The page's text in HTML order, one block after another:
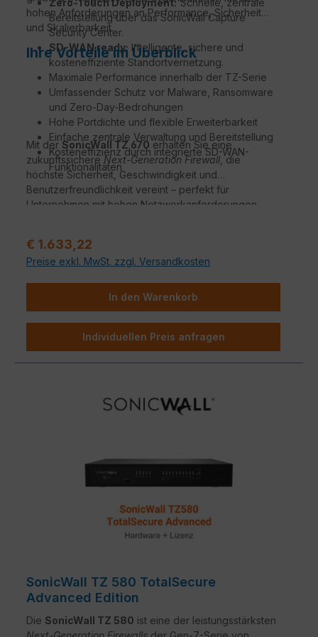
Bereitstellung über das SonicWall Capture
Security Center.
SD-WAN ready: Intelligente, sichere und
kosteneffiziente Standortvernetzung.
hohen Anforderungen an Performance, Sicherheit
und Skalierbarkeit.
Ihre Vorteile im Überblick
Maximale Performance innerhalb der TZ-Serie
Umfassender Schutz vor Malware, Ransomware
und Zero-Day-Bedrohungen
Hohe Portdichte und flexible Erweiterbarkeit
Einfache zentrale Verwaltung und Bereitstellung
Kosteneffizienz durch integrierte SD-WAN-
Funktionalitäten
Mit derSonicWall TZ 670 erhalten Sie eine
zukunftssichereNext-Generation Firewall , die
höchste Sicherheit, Geschwindigkeit und
Benutzerfreundlichkeit vereint – perfekt für
Unternehmen mit hohen Netzwerkanforderungen.
Verkaufspreis:
€ 1.633,22
Preise exkl. MwSt. zzgl. Versandkosten
In den Warenkorb
Individuellen Preis anfragen
SonicWall TZ 580 TotalSecure
Advanced Edition
Die SonicWall TZ 580 ist eine der leistungsstärksten